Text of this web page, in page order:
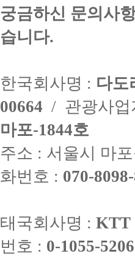
궁금하신 문의사
습니다.
한국회사명 : 다도
00664 / 관광사
마포-1844호
주소 : 서울시 마
화번호 : 070-
태국회사명 : KTT
번호 : 0-1055-